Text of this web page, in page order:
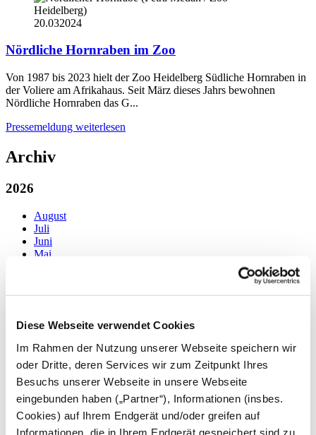
Diese Webseite verwendet Cookies
Im Rahmen der Nutzung unserer Webseite speichern wir
oder Dritte, deren Services wir zum Zeitpunkt Ihres
Besuchs unserer Webseite in unsere Webseite
eingebunden haben („Partner“), Informationen (insbes.
Cookies) auf Ihrem Endgerät und/oder greifen auf
Informationen, die in Ihrem Endgerät gespeichert sind zu.
20.032024
Nördliche Hornraben im Zoo
Von 1987 bis 2023 hielt der Zoo Heidelberg Südliche Hornraben in
der Voliere am Afrikahaus. Seit März dieses Jahrs bewohnen
Nördliche Hornraben das G...
Pressemeldung weiterlesen
Archiv
2026
August
Juli
Juni
Mai
2025
Dezember
November
Oktober
September
August
Juli